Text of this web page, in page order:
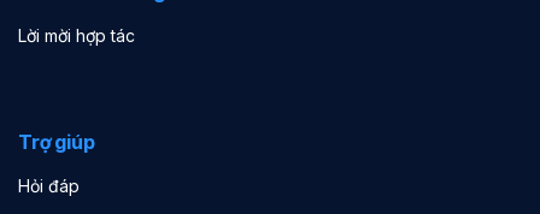
Lời mời hợp tác
Trợ giúp
Hỏi đáp